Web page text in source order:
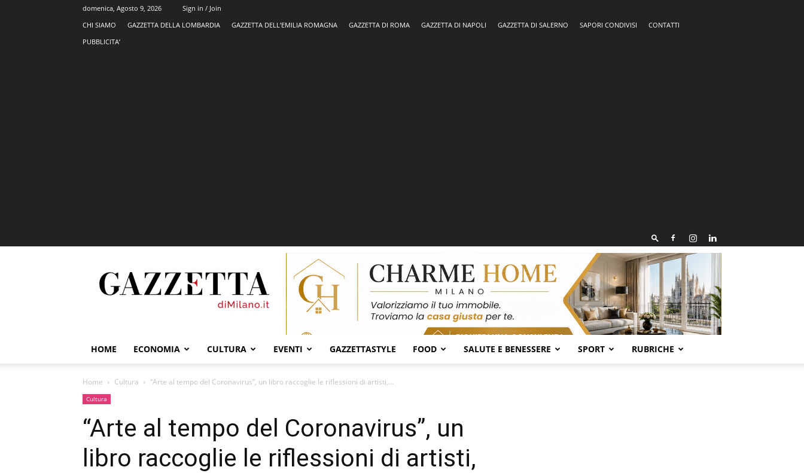
domenica, Agosto 9, 2026
Sign in / Join
CHI SIAMO
GAZZETTA DELLA LOMBARDIA GAZZETTA DELL’EMILIA ROMAGNA GAZZETTA DI ROMA GAZZETTA DI NAPOLI GAZZETTA DI SALERNO SAPORI CONDIVISI
CONTATTI
PUBBLICITA’
HOME ECONOMIA CULTURA EVENTI GAZZETTASTYLE FOOD SALUTE E BENESSERE SPORT RUBRICHE
Home Cultura “Arte al tempo del Coronavirus”, un libro raccoglie le riflessioni di artisti,...
Cultura
“Arte al tempo del Coronavirus”, un
libro raccoglie le riflessioni di artisti,